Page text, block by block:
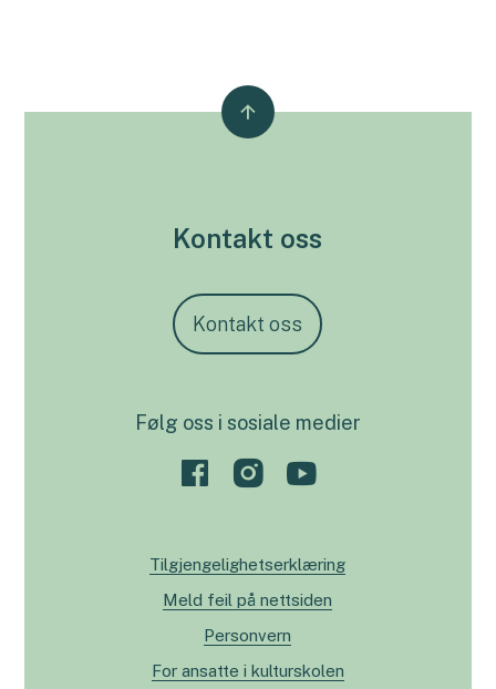
Kontakt oss
Kontakt oss
Følg oss i sosiale medier
Tilgjengelighetserklæring
Meld feil på nettsiden
Personvern
For ansatte i kulturskolen